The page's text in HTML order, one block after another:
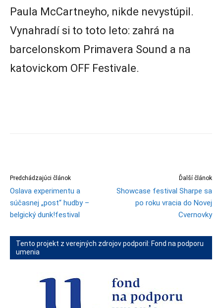
Paula McCartneyho, nikde nevystúpil.
Vynahradí si to toto leto: zahrá na
barcelonskom Primavera Sound a na
katovickom OFF Festivale.
Predchádzajúci článok
Oslava experimentu a
súčasnej „post“ hudby –
belgický dunk!festival
Ďalší článok
Showcase festival Sharpe sa
po roku vracia do Novej
Cvernovky
Tento projekt z verejných zdrojov podporil: Fond na podporu
umenia